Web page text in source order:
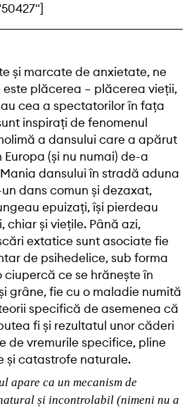
și marcate de anxietate, ne
plăcerea – plăcerea vieții,
cea a spectatorilor în fața
inspirați de fenomenul
a dansului care a apărut
(și nu numai) de-a
dansului în stradă aduna
dans comun și dezaxat,
epuizați, își pierdeau
chiar și viețile. Până azi,
extatice sunt asociate fie
de psihedelice, sub forma
ce se hrănește în
grâne, fie cu o maladie numită
specifică de asemenea că
fi și rezultatul unor căderi
de vremurile specifice, pline
și catastrofe naturale.
apare ca un mecanism de
și incontrolabil (nimeni nu a